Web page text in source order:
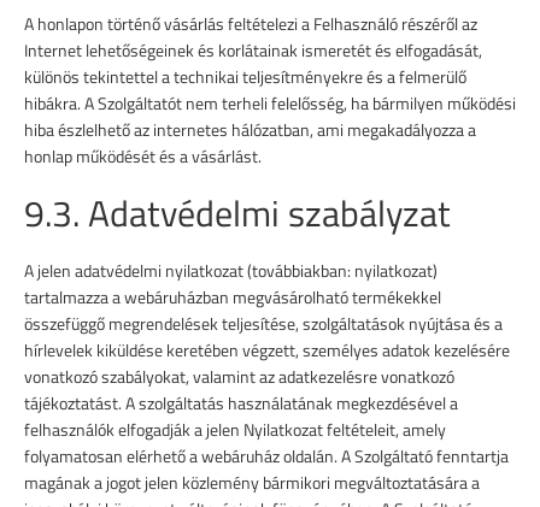
A honlapon történő vásárlás feltételezi a Felhasználó részéről az
Internet lehetőségeinek és korlátainak ismeretét és elfogadását,
különös tekintettel a technikai teljesítményekre és a felmerülő
hibákra. A Szolgáltatót nem terheli felelősség, ha bármilyen működési
hiba észlelhető az internetes hálózatban, ami megakadályozza a
honlap működését és a vásárlást.
9.3. Adatvédelmi szabályzat
A jelen adatvédelmi nyilatkozat (továbbiakban: nyilatkozat)
tartalmazza a webáruházban megvásárolható termékekkel
összefüggő megrendelések teljesítése, szolgáltatások nyújtása és a
hírlevelek kiküldése keretében végzett, személyes adatok kezelésére
vonatkozó szabályokat, valamint az adatkezelésre vonatkozó
tájékoztatást. A szolgáltatás használatának megkezdésével a
felhasználók elfogadják a jelen Nyilatkozat feltételeit, amely
folyamatosan elérhető a webáruház oldalán. A Szolgáltató fenntartja
magának a jogot jelen közlemény bármikori megváltoztatására a